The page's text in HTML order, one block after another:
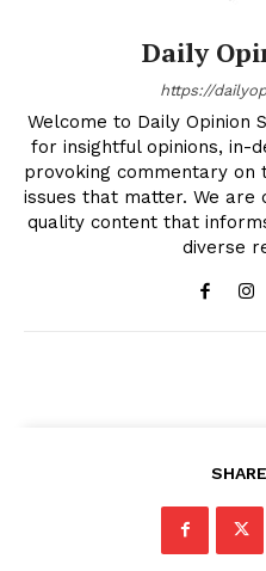
Daily
https://
Welcome to Daily Opinion
for insightful opinions, in-
provoking commentary on
issues that matter. We are
quality content that
diverse